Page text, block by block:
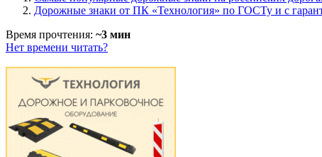
Дорожные знаки от ПК «Технология» по ГОСТу и с
Время прочтения: ~3 мин
Нет времени читать?